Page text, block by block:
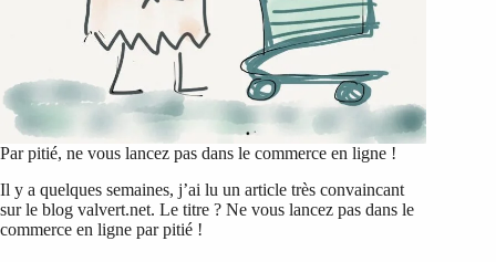
Par pitié, ne vous lancez pas dans le commerce en ligne !
Il y a quelques semaines, j’ai lu un article très convaincant
sur le blog valvert.net. Le titre ? Ne vous lancez pas dans le
commerce en ligne par pitié !